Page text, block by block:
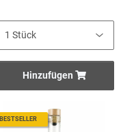
Hinzufügen
BESTSELLER